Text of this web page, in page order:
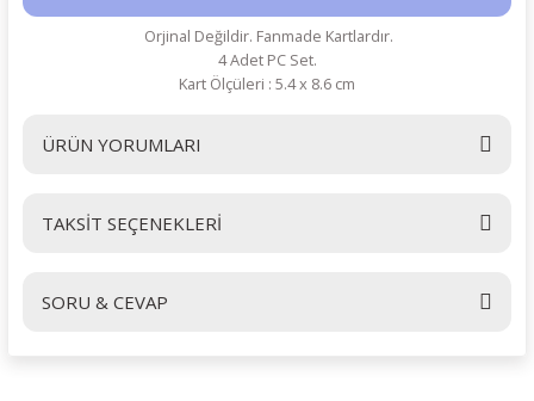
Orjinal Değildir. Fanmade Kartlardır.
4 Adet PC Set.
Kart Ölçüleri : 5.4 x 8.6 cm
ÜRÜN YORUMLARI
Bu ürüne ilk yorumu siz yapın!
TAKSİT SEÇENEKLERİ
SORU & CEVAP